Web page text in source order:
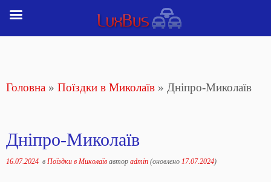
Головна » Поїздки в Миколаїв » Дніпро-Миколаїв
Дніпро-Миколаїв
16.07.2024 в Поїздки в Миколаїв автор admin (оновлено 17.07.2024)